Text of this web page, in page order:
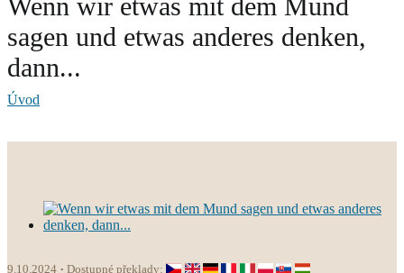
sagen und etwas anderes denken,
dann...
Úvod
9.10.2024 Dostupné překlady: